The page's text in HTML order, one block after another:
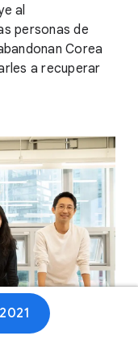
al
personas de
Corea
a recuperar